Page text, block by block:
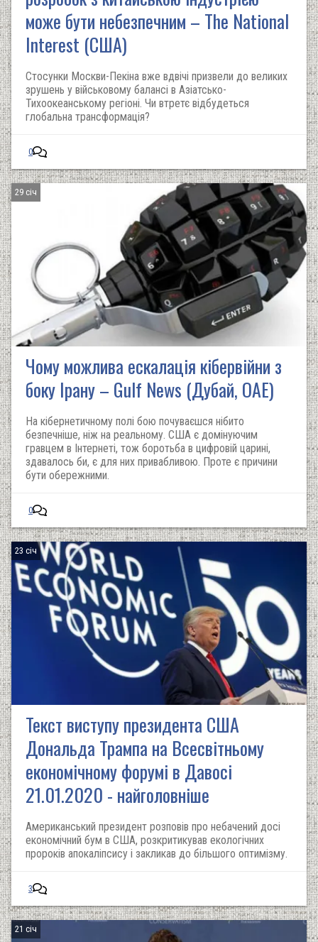
може бути небезпечним – The National
Interest (США)
Стосунки Москви-Пекіна вже вдвічі призвели до великих
зрушень у військовому балансі в Азіатсько-
Тихоокеанському регіоні. Чи втретє відбудеться
глобальна трансформація?
0
29 січ
Чому можлива ескалація кібервійни з
боку Ірану – Gulf News (Дубай, ОАЕ)
На кібернетичному полі бою почуваєшся нібито
безпечніше, ніж на реальному. США є домінуючим
гравцем в Інтернеті, тож боротьба в цифровій царині,
здавалось би, є для них привабливою. Проте є причини
бути обережними.
0
23 січ
Текст виступу президента США
Дональда Трампа на Всесвітньому
економічному форумі в Давосі
21.01.2020 - найголовніше
Американський президент розповів про небачений досі
економічний бум в США, розкритикував екологічних
пророків апокаліпсису і закликав до більшого оптимізму.
3
21 січ